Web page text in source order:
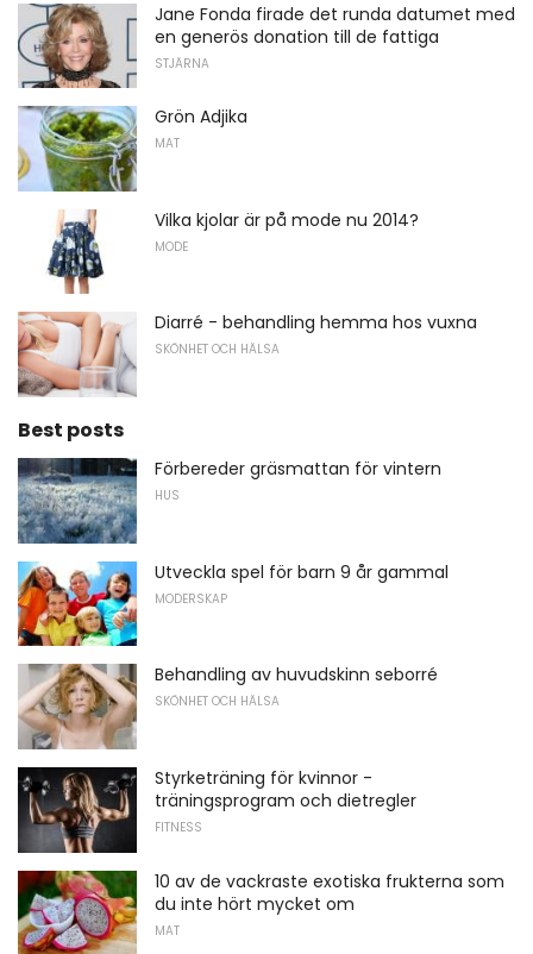
Jane Fonda firade det runda datumet med
en generös donation till de fattiga
STJÄRNA
Grön Adjika
MAT
Vilka kjolar är på mode nu 2014?
MODE
Diarré - behandling hemma hos vuxna
SKÖNHET OCH HÄLSA
Best posts
Förbereder gräsmattan för vintern
HUS
Utveckla spel för barn 9 år gammal
MODERSKAP
Behandling av huvudskinn seborré
SKÖNHET OCH HÄLSA
Styrketräning för kvinnor -
träningsprogram och dietregler
FITNESS
10 av de vackraste exotiska frukterna som
du inte hört mycket om
MAT